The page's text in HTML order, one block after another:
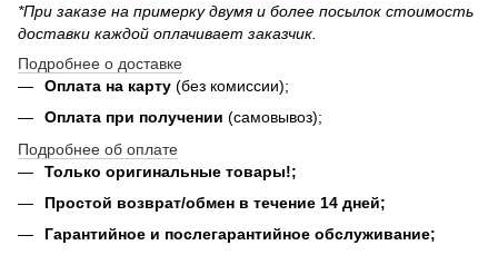
*При заказе на примерку двумя и более посылок стоимость
доставки каждой оплачивает заказчик.
Подробнее о доставке
Оплата на карту (без комиссии);
Оплата при получении (самовывоз);
Подробнее об оплате
Только оригинальные товары!;
Простой возврат/обмен в течение 14 дней;
Гарантийное и послегарантийное обслуживание;